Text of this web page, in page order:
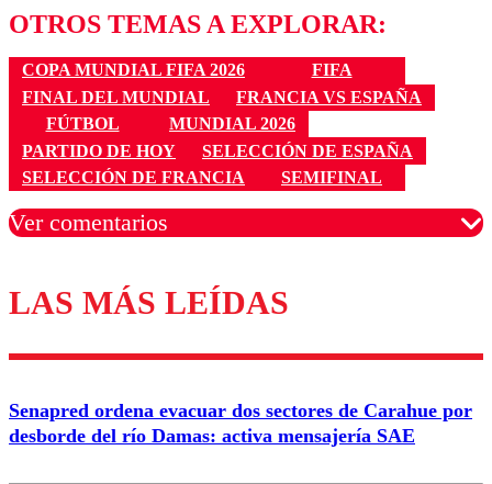
OTROS TEMAS A EXPLORAR:
COPA MUNDIAL FIFA 2026
FIFA
FINAL DEL MUNDIAL
FRANCIA VS ESPAÑA
FÚTBOL
MUNDIAL 2026
PARTIDO DE HOY
SELECCIÓN DE ESPAÑA
SELECCIÓN DE FRANCIA
SEMIFINAL
Ver comentarios
Los comentarios son moderados para garantizar un
diálogo respetuoso.
Correo
LAS MÁS LEÍDAS
Senapred ordena evacuar dos sectores de Carahue por
desborde del río Damas: activa mensajería SAE